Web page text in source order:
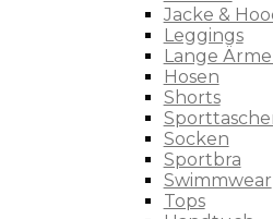
Jacke &
Leggings
Lange Ärmel
Hosen
Shorts
Socken
Sportbra
Swimmwear
Tops